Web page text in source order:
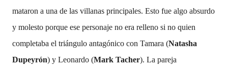
mataron a una de las villanas principales. Esto fue algo absurdo
y molesto porque ese personaje no era relleno si no quien
completaba el triángulo antagónico con Tamara (Natasha
Dupeyrón) y Leonardo (Mark Tacher). La pareja